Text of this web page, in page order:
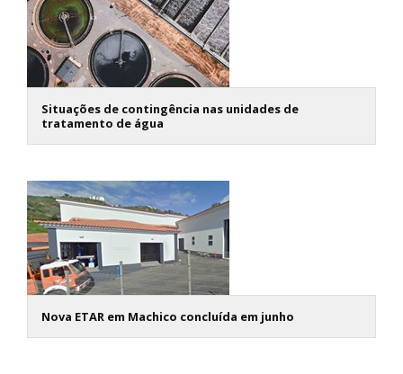
Situações de contingência nas unidades de
tratamento de água
Nova ETAR em Machico concluída em junho